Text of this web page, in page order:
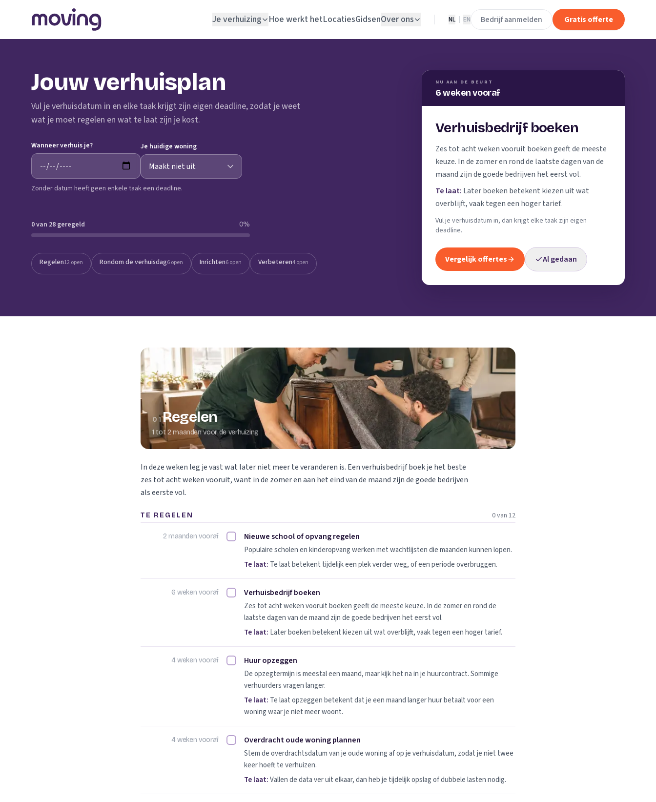
Je verhuizing
Opslagruimte
Schoonmaakbedrijf
Schildersbedrijf
Klusjesman
Loodgieter
Slotenmaker
Hoe werkt hetLocatiesGidsenOver ons NL EN Bedrijf aanmelden Gratis offerte
Jouw verhuisplan
Vul je verhuisdatum in en elke taak krijgt zijn eigen deadline, zodat je weet
wat je moet regelen en wat te laat zijn je kost.
Wanneer verhuis je? Je huidige woning
Zonder datum heeft geen enkele taak een deadline.
NU AAN DE BEURT
6 weken vooraf
Verhuisbedrijf boeken
Zes tot acht weken vooruit boeken geeft de meeste
keuze. In de zomer en rond de laatste dagen van de
maand zijn de goede bedrijven het eerst vol.
Te laat: Later boeken betekent kiezen uit wat
overblijft, vaak tegen een hoger tarief.
Vul je verhuisdatum in, dan krijgt elke taak zijn eigen
deadline.
Vergelijk offertes Al gedaan
0 van 28 geregeld 0%
Regelen12 open Rondom de verhuisdag6 open Inrichten6 open Verbeteren4 open
01Regelen
1 tot 2 maanden voor de verhuizing
In deze weken leg je vast wat later niet meer te veranderen is. Een verhuisbedrijf boek je het beste
zes tot acht weken vooruit, want in de zomer en aan het eind van de maand zijn de goede bedrijven
als eerste vol.
TE REGELEN 0 van 12
2 maanden vooraf Nieuwe school of opvang regelen afvinken
Nieuwe school of opvang regelen
Populaire scholen en kinderopvang werken met wachtlijsten die maanden kunnen lopen.
Te laat: Te laat betekent tijdelijk een plek verder weg, of een periode overbruggen.
6 weken vooraf Verhuisbedrijf boeken afvinken
Verhuisbedrijf boeken
Zes tot acht weken vooruit boeken geeft de meeste keuze. In de zomer en rond de
laatste dagen van de maand zijn de goede bedrijven het eerst vol.
Te laat: Later boeken betekent kiezen uit wat overblijft, vaak tegen een hoger tarief.
4 weken vooraf Huur opzeggen afvinken
Huur opzeggen
De opzegtermijn is meestal een maand, maar kijk het na in je huurcontract. Sommige
verhuurders vragen langer.
Te laat: Te laat opzeggen betekent dat je een maand langer huur betaalt voor een
woning waar je niet meer woont.
4 weken vooraf Overdracht oude woning plannen afvinken
Overdracht oude woning plannen
Stem de overdrachtsdatum van je oude woning af op je verhuisdatum, zodat je niet twee
keer hoeft te verhuizen.
Te laat:Vallen de data ver uit elkaar, dan heb je tijdelijk opslag of dubbele lasten nodig.